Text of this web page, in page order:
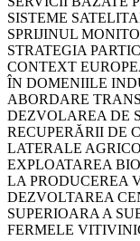
SISTEME
SPRIJINUL
STRATEGIA
CONTEXT
ÎN DOMENIILE
ABORDARE
DEZVOLAREA DE
RECUPERĂRII DE
LATERALE
EXPLOATAREA
LA PRODUCEREA
DEZVOLTAREA
SUPERIOARA A
FERMELE